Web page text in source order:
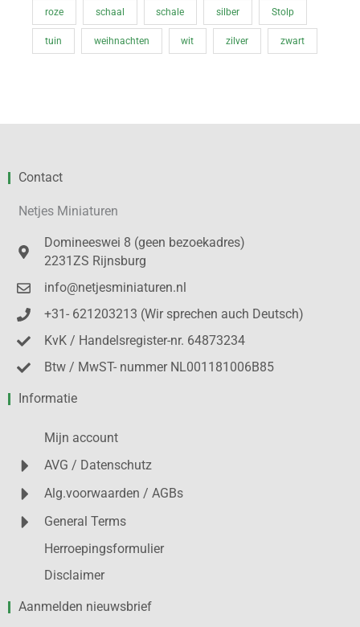
roze schaal schale silber Stolp
tuin weihnachten wit zilver zwart
Contact
Netjes Miniaturen
Domineeswei 8 (geen bezoekadres)
2231ZS Rijnsburg
info@netjesminiaturen.nl
+31- 621203213 (Wir sprechen auch Deutsch)
KvK / Handelsregister-nr. 64873234
Btw / MwST- nummer NL001181006B85
Informatie
Mijn account
AVG / Datenschutz
Alg.voorwaarden / AGBs
General Terms
Herroepingsformulier
Disclaimer
Aanmelden nieuwsbrief